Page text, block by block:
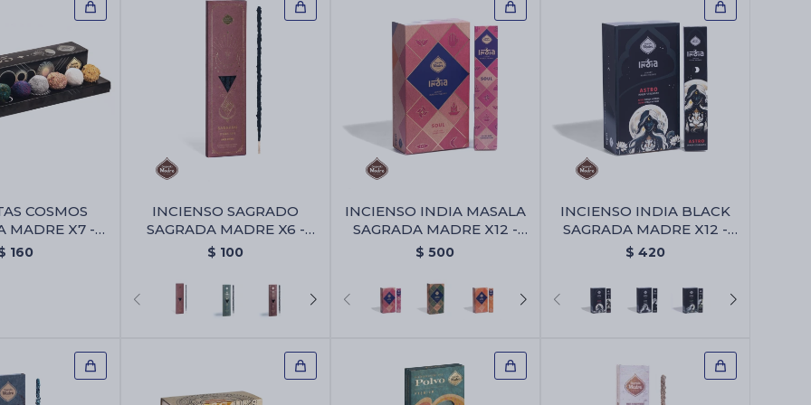
COSMOS
MADRE X7 -
Sagrada
160
INCIENSO SAGRADO
SAGRADA MADRE X6 -
Amor Eterno
$ 100
INCIENSO INDIA MASALA
SAGRADA MADRE X12 -
Alma
$ 500
INCIENSO INDIA BLACK
SAGRADA MADRE X12 -
Astro
$ 420